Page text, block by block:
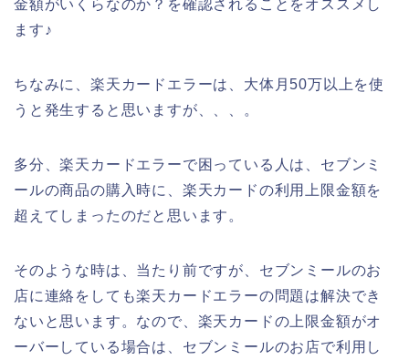
金額がいくらなのか？を確認されることをオススメし
ます♪
ちなみに、楽天カードエラーは、大体月50万以上を使
うと発生すると思いますが、、、。
多分、楽天カードエラーで困っている人は、セブンミ
ールの商品の購入時に、楽天カードの利用上限金額を
超えてしまったのだと思います。
そのような時は、当たり前ですが、セブンミールのお
店に連絡をしても楽天カードエラーの問題は解決でき
ないと思います。なので、楽天カードの上限金額がオ
ーバーしている場合は、セブンミールのお店で利用し